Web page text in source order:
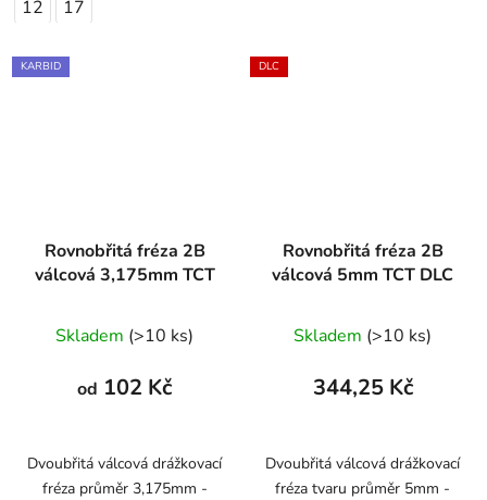
12 17
KARBID
Rovnobřitá fréza 2B
válcová 3,175mm TCT
Skladem (>10 ks)
od 102 Kč
Dvoubřitá válcová drážkovací
fréza průměr 3,175mm -
DLC
Rovnobřitá fréza 2B
válcová 5mm TCT DLC
Skladem (>10 ks)
344,25 Kč
Dvoubřitá válcová drážkovací
fréza tvaru průměr 5mm -